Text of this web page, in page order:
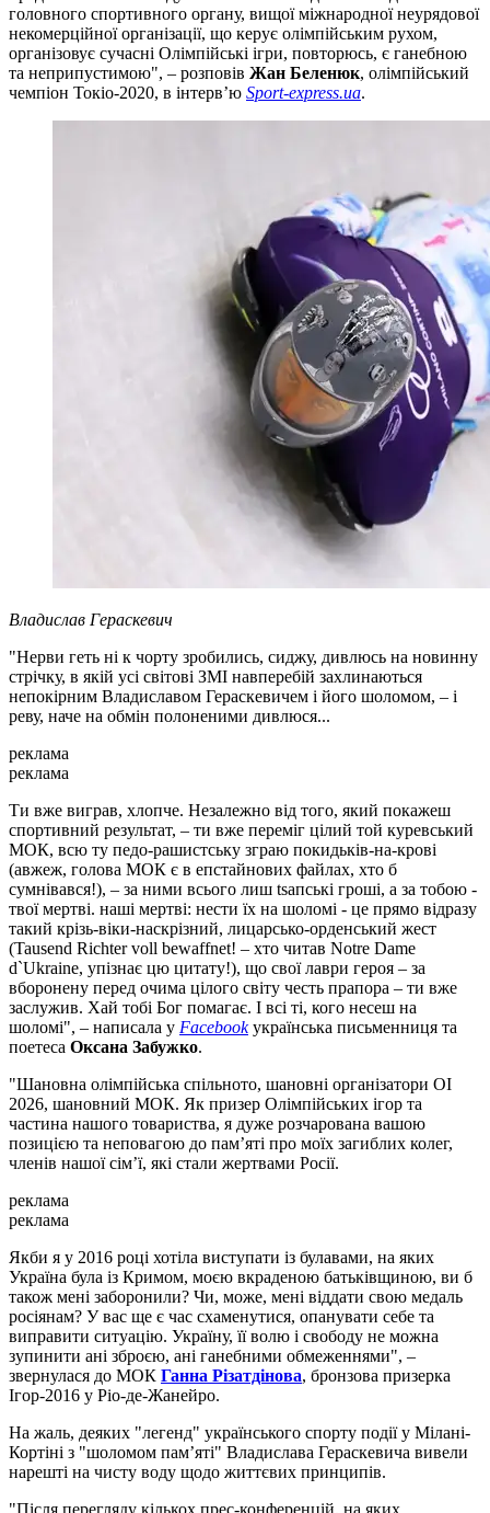
головного спортивного органу, вищої міжнародної неурядової
некомерційної організації, що керує олімпійським рухом,
організовує сучасні Олімпійські ігри, повторюсь, є ганебною
та неприпустимою", – розповів Жан Беленюк, олімпійський
чемпіон Токіо-2020, в інтерв’ю Sport-express.ua.
Владислав Гераскевич
"Нерви геть ні к чорту зробились, сиджу, дивлюсь на новинну
стрічку, в якій усі світові ЗМІ навперебій захлинаються
непокірним Владиславом Гераскевичем і його шоломом, – і
реву, наче на обмін полоненими дивлюся...
реклама
реклама
Ти вже виграв, хлопче. Незалежно від того, який покажеш
спортивний результат, – ти вже переміг цілий той куревський
МОК, всю ту педо-рашистську зграю покидьків-на-крові
(авжеж, голова МОК є в епстайнових файлах, хто б
сумнівався!), – за ними всього лиш tsaпські гроші, а за тобою -
твої мертві. наші мертві: нести їх на шоломі - це прямо відразу
такий крізь-віки-наскрізний, лицарсько-орденський жест
(Tausend Richter voll bewaffnet! – хто читав Notre Dame
d`Ukraine, упізнає цю цитату!), що свої лаври героя – за
вборонену перед очима цілого світу честь прапора – ти вже
заслужив. Хай тобі Бог помагає. І всі ті, кого несеш на
шоломі", – написала у Facebookукраїнська письменниця та
поетеса Оксана Забужко.
"Шановна олімпійська спільното, шановні організатори ОІ
2026, шановний МОК. Як призер Олімпійських ігор та
частина нашого товариства, я дуже розчарована вашою
позицією та неповагою до памʼяті про моїх загиблих колег,
членів нашої сімʼї, які стали жертвами Росії.
реклама
реклама
Якби я у 2016 році хотіла виступати із булавами, на яких
Україна була із Кримом, моєю вкраденою батьківщиною, ви б
також мені заборонили? Чи, може, мені віддати свою медаль
росіянам? У вас ще є час схаменутися, опанувати себе та
виправити ситуацію. Україну, її волю і свободу не можна
зупинити ані зброєю, ані ганебними обмеженнями", –
звернулася до МОК Ганна Різатдінова, бронзова призерка
Ігор-2016 у Ріо-де-Жанейро.
На жаль, деяких "легенд" українського спорту події у Мілані-
Кортіні з "шоломом пам’яті" Владислава Гераскевича вивели
нарешті на чисту воду щодо життєвих принципів.
"Після перегляду кількох прес-конференцій, на яких